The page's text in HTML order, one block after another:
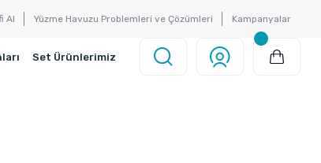
Al Yüzme Havuzu Problemleri ve Çözümleri Kampanyalar
Set Ürünlerimiz